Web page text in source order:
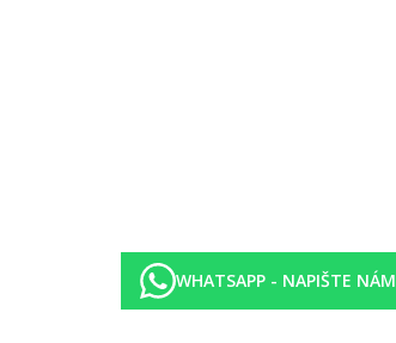
WHATSAPP - NAPIŠTE NÁM